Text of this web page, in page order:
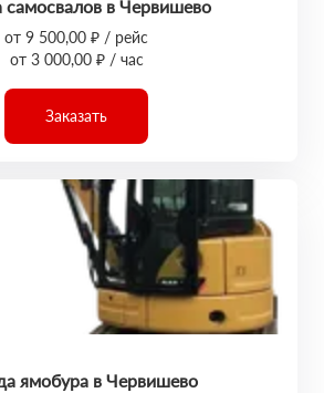
самосвалов в Червишево
от 9 500,00 ₽ / рейс
от 3 000,00 ₽ / час
Заказать
ямобура в Червишево